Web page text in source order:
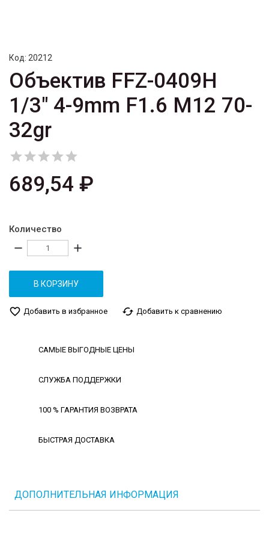
Код: 20212
Объектив FFZ-0409H
1/3" 4-9mm F1.6 M12 70-
32gr

689,54 ₽
Количество
remove add
В КОРЗИНУ
favorite_border Добавить в избранное cached Добавить к сравнению
САМЫЕ ВЫГОДНЫЕ ЦЕНЫ
СЛУЖБА ПОДДЕРЖКИ
100 % ГАРАНТИЯ ВОЗВРАТА
БЫСТРАЯ ДОСТАВКА
ДОПОЛНИТЕЛЬНАЯ ИНФОРМАЦИЯ